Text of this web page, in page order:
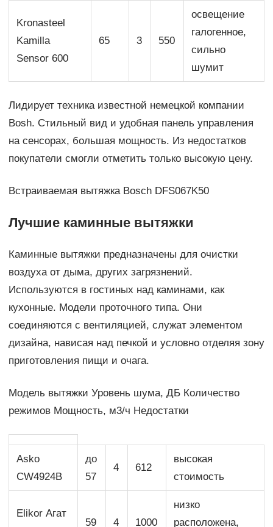
Kronasteel
Kamilla
Sensor 600
65 3 550
освещение
галогенное,
сильно
шумит
Лидирует техника известной немецкой компании
Bosh. Стильный вид и удобная панель управления
на сенсорах, большая мощность. Из недостатков
покупатели смогли отметить только высокую цену.
Встраиваемая вытяжка Bosch DFS067K50
Лучшие каминные вытяжки
Каминные вытяжки предназначены для очистки
воздуха от дыма, других загрязнений.
Используются в гостиных над каминами, как
кухонные. Модели проточного типа. Они
соединяются с вентиляцией, служат элементом
дизайна, нависая над печкой и условно отделяя зону
приготовления пищи и очага.
Модель вытяжки Уровень шума, ДБ Количество
режимов Мощность, м3/ч Недостатки
Asko
CW4924B
до
57
4 612
высокая
стоимость
Elikor Агат
59 4 1000
низко
расположена,